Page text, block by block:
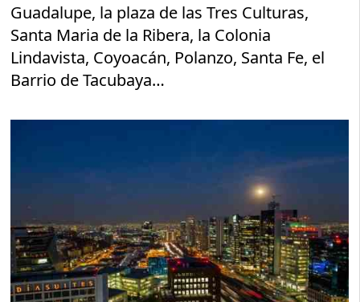
Guadalupe, la plaza de las Tres Culturas,
Santa Maria de la Ribera, la Colonia
Lindavista, Coyoacán, Polanzo, Santa Fe, el
Barrio de Tacubaya…